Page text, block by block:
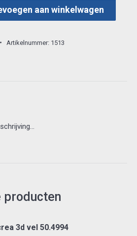
aan winkelwagen
Artikelnummer: 1513
producten
3d vel 50.4994